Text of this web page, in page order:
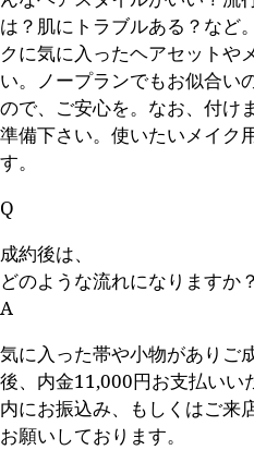
は？肌にトラブルある？など
クに気に入ったヘアセットや
い。ノープランでもお似合い
ので、ご安心を。なお、付け
準備下さい。使いたいメイク
す。
Q
成約後は、
どのような流れになりますか？
A
気に入った帯や小物がありご
後、内金11,000円お支払いい
内にお振込み、もしくはご来
お願いしております。